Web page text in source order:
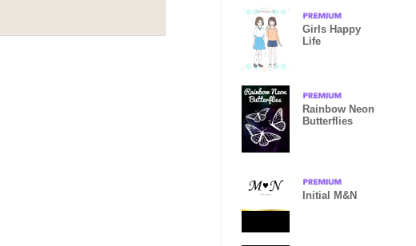
Girls Happy
Life
Rainbow Neon
Butterflies
Initial M&N